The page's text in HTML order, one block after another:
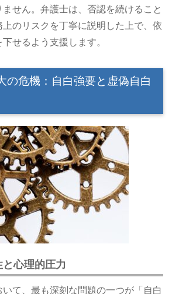
せん。弁護士は、否認を続けること
のリスクを丁寧に説明した上で、依
せるよう支援します。
の危機：自白強要と虚偽自白
心理的圧力
いて、最も深刻な問題の一つが「自白